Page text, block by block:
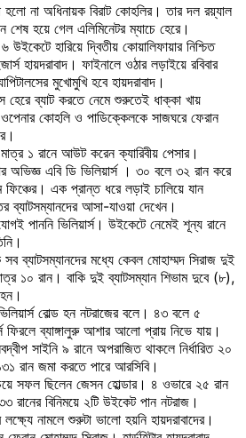
না অধিনায়ক বিরাট কোহলির। তার দল রয়্যাল
শেষ হয়ে গেল এলিমিনেটর ম্যাচে হেরে।
হারিয়ে দ্বিতীয় কোয়ালিফায়ার নিশ্চিত
হায়দরাবাদ। ফাইনালে ওঠার লড়াইয়ে রবিবার
মুখোমুখি হবে হায়দরাবাদ।
হেরে ব্যাট করতে নেমে শুরুতেই ধাক্কা খায়
কোহলি ও পাডিক্কেলকে সাজঘরে ফেরান
১ রানে আউট করেন ক্যারিবীয় পেসার।
অভিজ্ঞ এবি ডি ভিলিয়ার্স । ৩০ বলে ৩২ রান করে
ফিঞ্চের। এক প্রান্ত ধরে লড়াই চালিয়ে যান
ব্যাটসম্যানদের আসা-যাওয়া দেখেন।
পাননি ভিলিয়ার্স। উইকেটে নেমেই শূন্য রানে
সব ব্যাটসম্যানদের মধ্যে কেবল মোহাম্মদ সিরাজ দুই
১০ রান। বাকি দুই ব্যাটসম্যান শিভাম দুবে (৮),
বোল্ড হন নটরাজের বলে। ৪৩ বলে ৫
ফিরলে ব্যাঙ্গালুরু আশার আলো প্রায় নিভে যায়।
সাইনি ৯ রানে অপরাজিত থাকলে নির্ধারিত ২০
রান জমা করতে পারে আরসিবি।
সফল ছিলেন জেসন হোল্ডার। ৪ ওভারে ২৫ রান
রানের বিনিময়ে ২টি উইকেট পান নটরাজ।
নামলে শুরুটা ভালো হয়নি হায়দরাবাদের।